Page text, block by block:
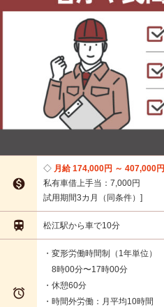

月給 174,000円 ～ 407,000円
私有車借上手当：7,000円
試用期間3カ月（同条件）
 松江駅から車で10分

・変形労働時間制（1年単位）
8時00分〜17時00分
・休憩60分
・時間外労働：月平均10時間